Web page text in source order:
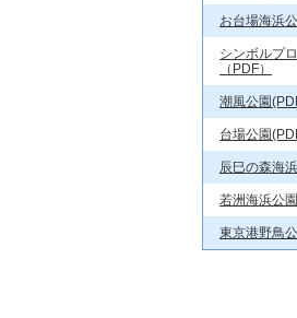
お台場海浜
シンボルプ
（PDF）
潮風公園
台場公園
辰巳の森海
若洲海浜公園
東京港野鳥